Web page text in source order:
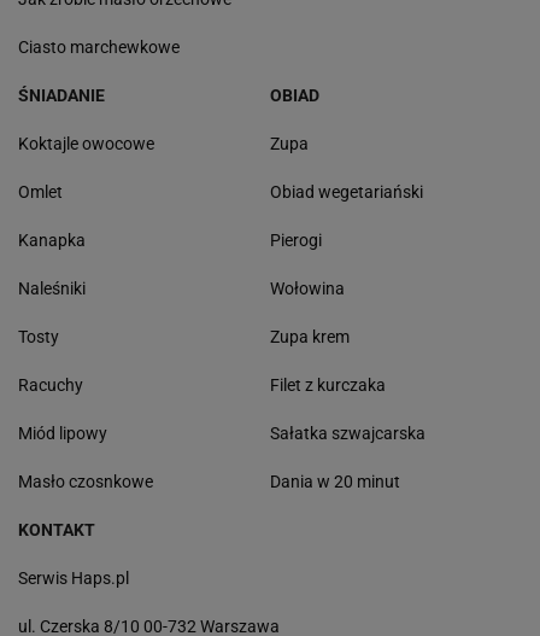
Ciasto marchewkowe
ŚNIADANIE
Koktajle owocowe
Omlet
Kanapka
Naleśniki
Tosty
Racuchy
Miód lipowy
Masło czosnkowe
OBIAD
Zupa
Obiad wegetariański
Pierogi
Wołowina
Zupa krem
Filet z kurczaka
Sałatka szwajcarska
Dania w 20 minut
KONTAKT
Serwis Haps.pl
ul. Czerska 8/10 00-732 Warszawa